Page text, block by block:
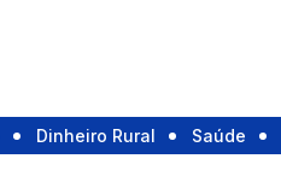
Dinheiro Rural Saúde